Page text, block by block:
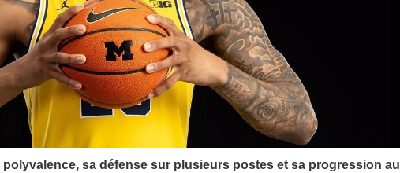
sa défense sur plusieurs postes et sa progression au